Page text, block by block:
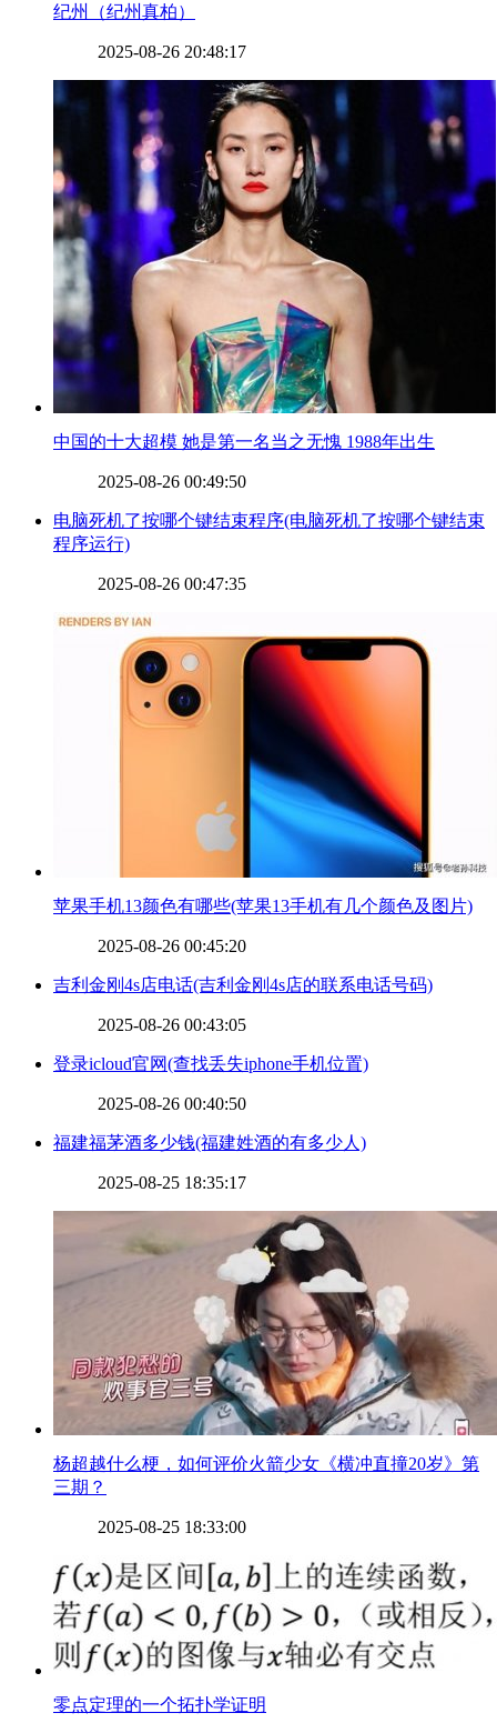
​纪州（纪州真柏）
2025-08-26 20:48:17
​中国的十大超模 她是第一名当之无愧 1988年出生
2025-08-26 00:49:50
​电脑死机了按哪个键结束程序(电脑死机了按哪个键结束
程序运行)
2025-08-26 00:47:35
​苹果手机13颜色有哪些(苹果13手机有几个颜色及图片)
2025-08-26 00:45:20
​吉利金刚4s店电话(吉利金刚4s店的联系电话号码)
2025-08-26 00:43:05
​登录icloud官网(查找丢失iphone手机位置)
2025-08-26 00:40:50
​福建福茅酒多少钱(福建姓酒的有多少人)
2025-08-25 18:35:17
​杨超越什么梗，如何评价火箭少女《横冲直撞20岁》第
三期？
2025-08-25 18:33:00
​零点定理的一个拓扑学证明